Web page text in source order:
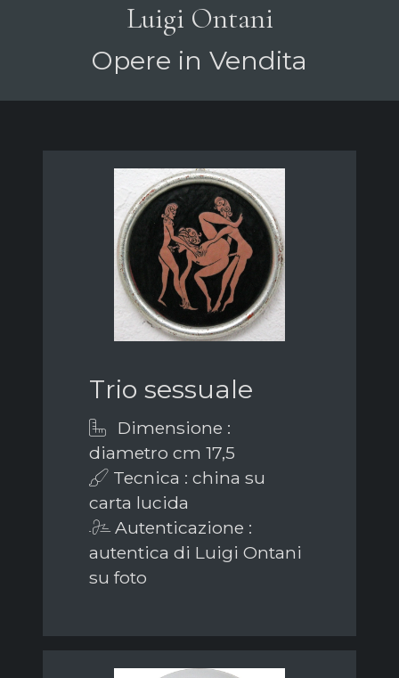
Luigi Ontani
Opere in Vendita
Trio sessuale
Dimensione :
diametro cm 17,5
Tecnica : china su
carta lucida
Autenticazione :
autentica di Luigi Ontani
su foto